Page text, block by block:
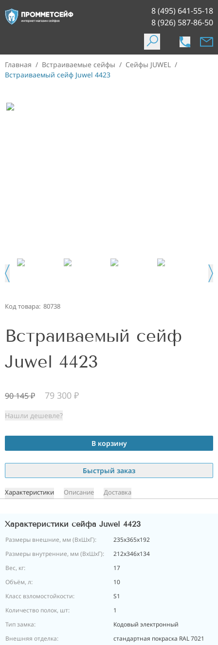
8 (495) 641-55-18
8 (926) 587-86-50
Главная / Встраиваемые сейфы / Сейфы JUWEL /
Встраиваемый сейф Juwel 4423
Код товара: 80738
Встраиваемый сейф
Juwel 4423
90 145₽ 79 300 ₽
Нашли дешевле?
В корзину
Быстрый заказ
Характеристики Описание Доставка
Характеристики сейфа Juwel 4423
Размеры внешние, мм (ВхШхГ):
235х365х192
Размеры внутренние, мм (ВхШхГ):
212х346х134
Вес, кг:
17
Объём, л:
10
Класс взломостойкости:
S1
Количество полок, шт:
1
Тип замка:
Кодовый электронный
Внешняя отделка:
стандартная покраска RAL 7021